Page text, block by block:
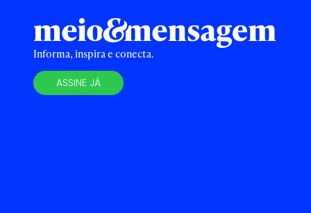
Informa, inspira e conecta.
ASSINE JÁ